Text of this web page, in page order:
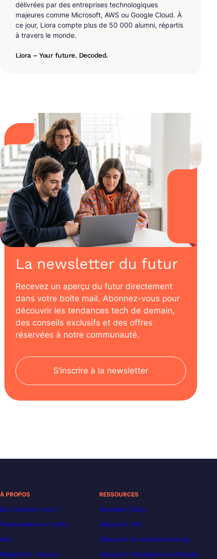
délivrées par des entreprises technologiques
majeures comme Microsoft, AWS ou Google Cloud. À
ce jour, Liora compte plus de 50 000 alumni, répartis
à travers le monde.
Liora – Your future. Decoded.
La newsletter du futur
Recevez un aperçu du futur directement
dans votre boîte mail. Abonnez-vous pour
découvrir les tendances tech de demain,
des conseils exclusifs et des offres
réservées à notre communauté.
S’inscrire à la newsletter
À PROPOS
Qui sommes-nous ?
Financements et tarifs
Avis
Règlement intérieur
RESSOURCES
Decoded | Blog
Découvrir n8n
Découvrir le machine learning
Découvrir l’intelligence artificielle